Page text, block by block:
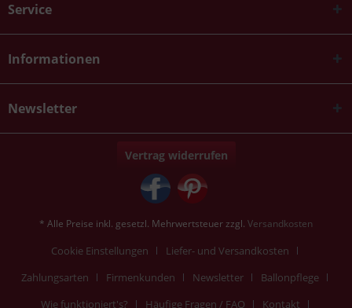
Service
Informationen
Newsletter
Vertrag widerrufen
* Alle Preise inkl. gesetzl. Mehrwertsteuer zzgl. Versandkosten
Cookie Einstellungen
Liefer- und Versandkosten
Zahlungsarten
Firmenkunden Newsletter
Ballonpflege
Wie funktioniert's?
Häufige Fragen / FAQ Kontakt